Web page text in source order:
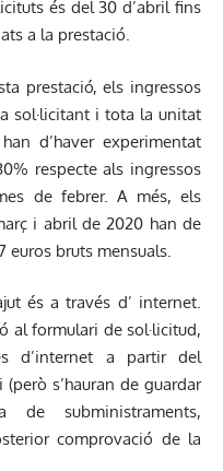
és del 30 d’abril fins
a la prestació.
prestació, els ingressos
sol·licitant i tota la unitat
d’haver experimentat
respecte als ingressos
de febrer. A més, els
i abril de 2020 han de
bruts mensuals.
és a través d’ internet.
al formulari de sol·licitud,
d’internet a partir del
s’hauran de guardar
de subministraments,
comprovació de la